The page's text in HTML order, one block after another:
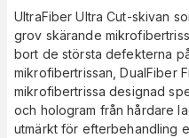
UltraFiber Ultra Cut-skivan
grov skärande
bort de största defekterna
mikrofibertrissan, DualFiber
mikrofibertrissa designad
och hologram från hårdare
utmärkt för efterbehandling